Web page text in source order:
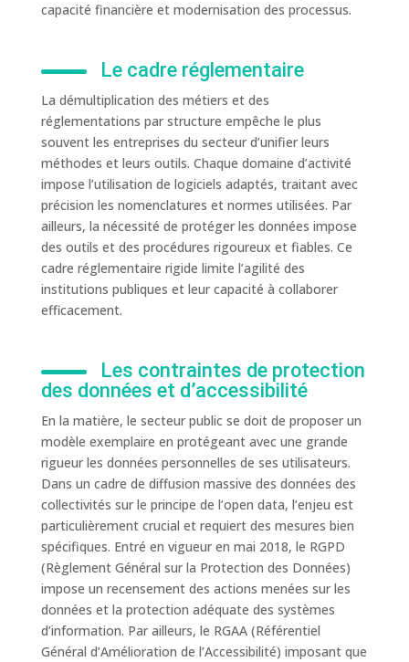
capacité financière et modernisation des processus.
Le cadre réglementaire
La démultiplication des métiers et des
réglementations par structure empêche le plus
souvent les entreprises du secteur d’unifier leurs
méthodes et leurs outils. Chaque domaine d’activité
impose l’utilisation de logiciels adaptés, traitant avec
précision les nomenclatures et normes utilisées. Par
ailleurs, la nécessité de protéger les données impose
des outils et des procédures rigoureux et fiables. Ce
cadre réglementaire rigide limite l’agilité des
institutions publiques et leur capacité à collaborer
efficacement.
Les contraintes de protection
des données et d’accessibilité
En la matière, le secteur public se doit de proposer un
modèle exemplaire en protégeant avec une grande
rigueur les données personnelles de ses utilisateurs.
Dans un cadre de diffusion massive des données des
collectivités sur le principe de l’open data, l’enjeu est
particulièrement crucial et requiert des mesures bien
spécifiques. Entré en vigueur en mai 2018, le RGPD
(Règlement Général sur la Protection des Données)
impose un recensement des actions menées sur les
données et la protection adéquate des systèmes
d’information. Par ailleurs, le RGAA (Référentiel
Général d’Amélioration de l’Accessibilité) imposant que